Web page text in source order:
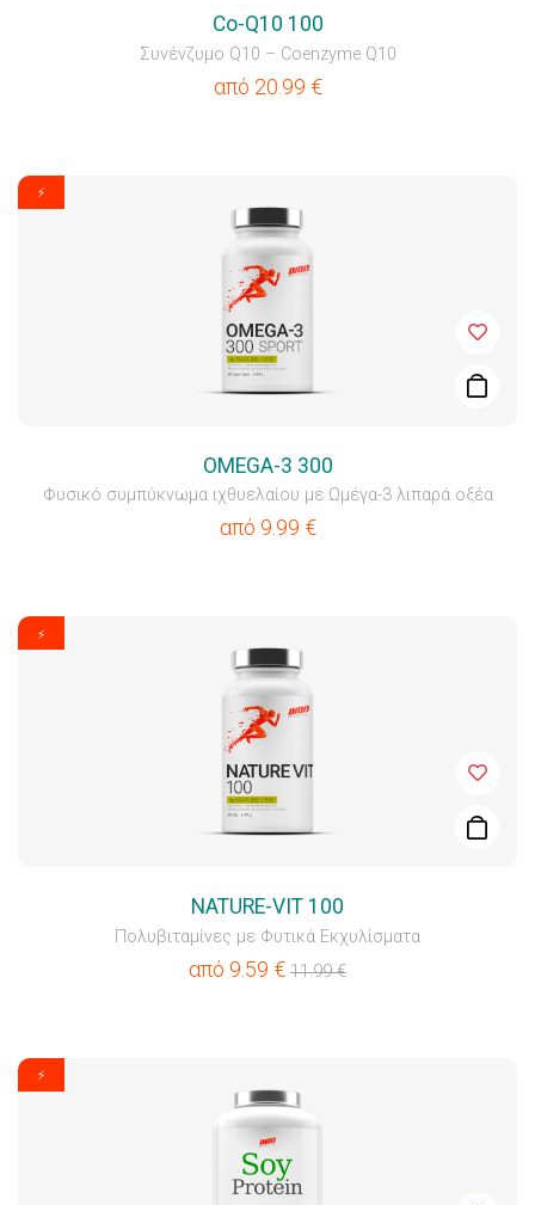
Co-Q10 100
Συνένζυμο Q10 – Coenzyme Q10
από 20.99 €
⚡
OMEGA-3 300
Φυσικό συμπύκνωμα ιχθυελαίου με Ωμέγα-3 λιπαρά οξέα
από 9.99 €
⚡
NATURE-VIT 100
Πολυβιταμίνες με Φυτικά Εκχυλίσματα
από 9.59 € 11.99€
⚡